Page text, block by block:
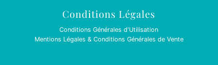
Conditions Légales
Conditions Générales d'Utilisation
Mentions Légales & Conditions Générales de Vente